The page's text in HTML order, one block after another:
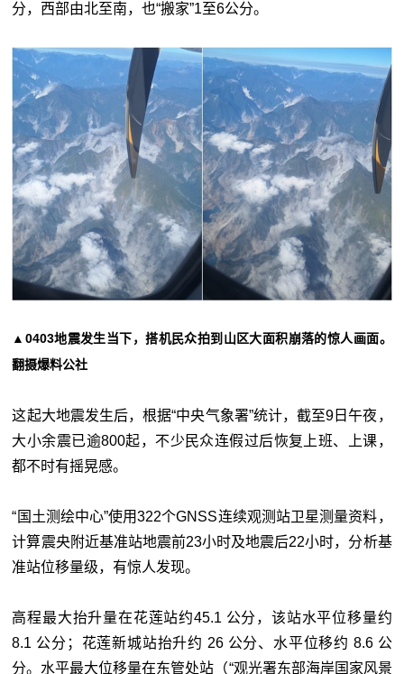
分，西部由北至南，也“搬家”1至6公分。
▲0403地震发生当下，搭机民众拍到山区大面积崩落的惊人画面。
翻摄爆料公社
这起大地震发生后，根据“中央气象署”统计，截至9日午夜，
大小余震已逾800起，不少民众连假过后恢复上班、上课，
都不时有摇晃感。
“国土测绘中心”使用322个GNSS连续观测站卫星测量资料，
计算震央附近基准站地震前23小时及地震后22小时，分析基
准站位移量级，有惊人发现。
高程最大抬升量在花莲站约45.1 公分，该站水平位移量约
8.1 公分；花莲新城站抬升约 26 公分、水平位移约 8.6 公
分。水平最大位移量在东管处站（“观光署东部海岸国家风景